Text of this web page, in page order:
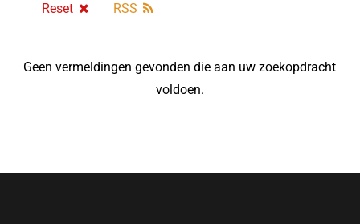
Reset
RSS
Geen vermeldingen gevonden die aan uw zoekopdracht
voldoen.